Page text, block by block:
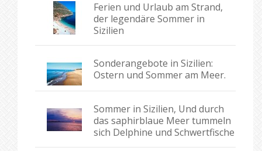
Ferien und Urlaub am Strand,
der legendäre Sommer in
Sizilien
Sonderangebote in Sizilien:
Ostern und Sommer am Meer.
Sommer in Sizilien, Und durch
das saphirblaue Meer tummeln
sich Delphine und Schwertfische